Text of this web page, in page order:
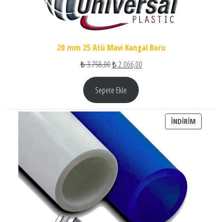
20 mm 25 Atü Mavi Kangal Boru
₺3.758,00Orijinal fiyat: ₺ 3.758,00.
₺2.066,00Şu andaki fiyat: ₺ 2.066,00.
Sepete Ekle
İNDIRIM